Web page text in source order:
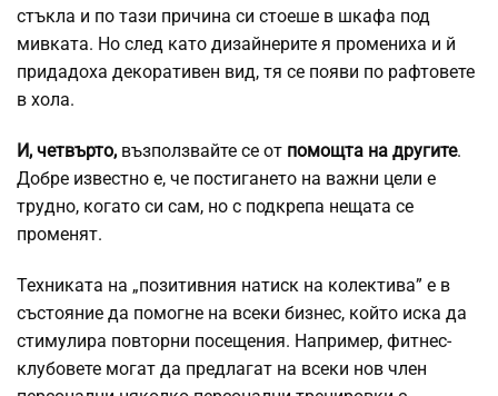
стъкла и по тази причина си стоеше в шкафа под
мивката. Но след като дизайнерите я промениха и й
придадоха декоративен вид, тя се появи по рафтовете
в хола.
И, четвърто, възползвайте се от помощта на другите.
Добре известно е, че постигането на важни цели е
трудно, когато си сам, но с подкрепа нещата се
променят.
Техниката на „позитивния натиск на колектива” е в
състояние да помогне на всеки бизнес, който иска да
стимулира повторни посещения. Например, фитнес-
клубовете могат да предлагат на всеки нов член